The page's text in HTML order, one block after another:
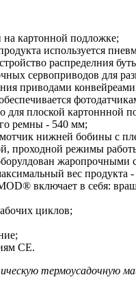
картонной подложке;
используется
распределния
сервоприводов для
приводами
для плоской картоннной
ремны - 540 мм;
нижней бобины с
проходной режимы
жаропрочными
вес продукта -
включает в себя:
циклов;
CE.
термоусадочную